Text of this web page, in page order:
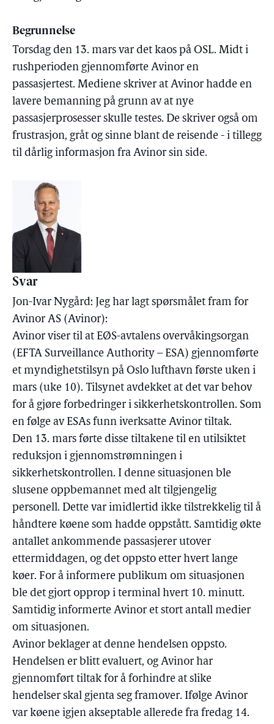
Begrunnelse
Torsdag den 13. mars var det kaos på OSL. Midt i
rushperioden gjennomførte Avinor en
passasjertest. Mediene skriver at Avinor hadde en
lavere bemanning på grunn av at nye
passasjerprosesser skulle testes. De skriver også om
frustrasjon, gråt og sinne blant de reisende - i tillegg
til dårlig informasjon fra Avinor sin side.
Svar
Jon-Ivar Nygård: Jeg har lagt spørsmålet fram for
Avinor AS (Avinor):
Avinor viser til at EØS-avtalens overvåkingsorgan
(EFTA Surveillance Authority – ESA) gjennomførte
et myndighetstilsyn på Oslo lufthavn første uken i
mars (uke 10). Tilsynet avdekket at det var behov
for å gjøre forbedringer i sikkerhetskontrollen. Som
en følge av ESAs funn iverksatte Avinor tiltak.
Den 13. mars førte disse tiltakene til en utilsiktet
reduksjon i gjennomstrømningen i
sikkerhetskontrollen. I denne situasjonen ble
slusene oppbemannet med alt tilgjengelig
personell. Dette var imidlertid ikke tilstrekkelig til å
håndtere køene som hadde oppstått. Samtidig økte
antallet ankommende passasjerer utover
ettermiddagen, og det oppsto etter hvert lange
køer. For å informere publikum om situasjonen
ble det gjort opprop i terminal hvert 10. minutt.
Samtidig informerte Avinor et stort antall medier
om situasjonen.
Avinor beklager at denne hendelsen oppsto.
Hendelsen er blitt evaluert, og Avinor har
gjennomført tiltak for å forhindre at slike
hendelser skal gjenta seg framover. Ifølge Avinor
var køene igjen akseptable allerede fra fredag 14.